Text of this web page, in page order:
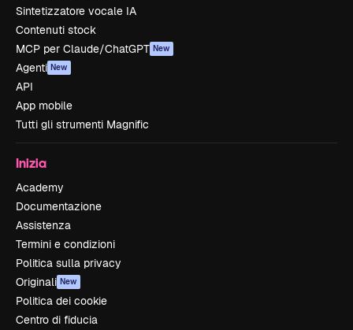
Sintetizzatore vocale IA
Contenuti stock
MCP per Claude/ChatGPT New
Agenti New
API
App mobile
Tutti gli strumenti Magnific
Inizia
Academy
Documentazione
Assistenza
Termini e condizioni
Politica sulla privacy
Originali New
Politica dei cookie
Centro di fiducia